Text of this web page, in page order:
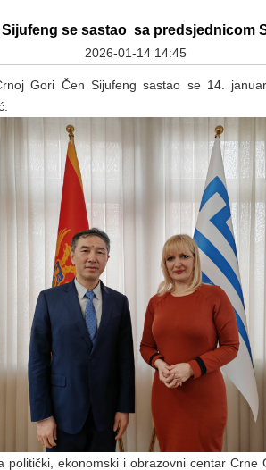
se sastao sa predsjednicom
2026-01-14 14:45
Gori Čen Sijufeng sastao se 14.
politički, ekonomski i obrazovni centar